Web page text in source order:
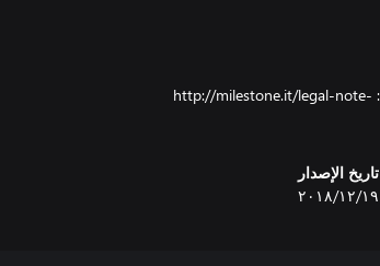
للاطلاع على سياسة الخصوصية ومعالجة البيانات الشخصية، يُرجى زيارة: http://milestone.it/legal-note-
تاريخ الإصدار
١٩‏/١٢‏/٢٠١٨